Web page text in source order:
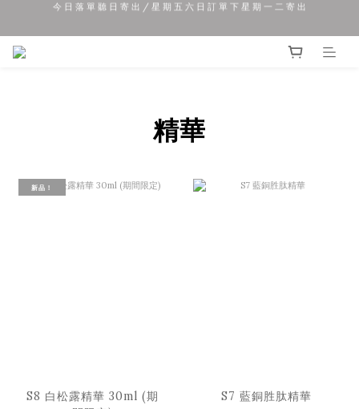
夏 日 優 惠 正 式 開 始!!
精華
新品！
S8 白松露精華 30ml (期
S7 藍銅胜肽精華